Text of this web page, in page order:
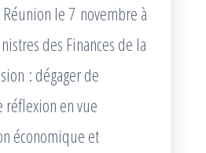
le 7 novembre à
des Finances de la
: dégager de
en vue
économique et